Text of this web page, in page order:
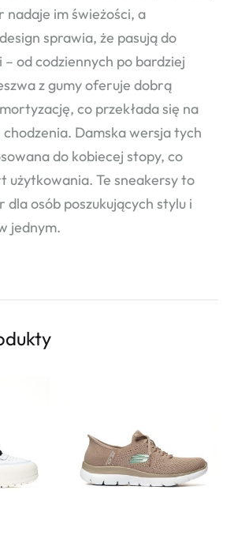
nadaje im świeżości, a
sprawia, że pasują do
od codziennych po bardziej
z gumy oferuje dobrą
co przekłada się na
Damska wersja tych
do kobiecej stopy, co
użytkowania. Te sneakersy to
dla osób poszukujących stylu i
jednym.